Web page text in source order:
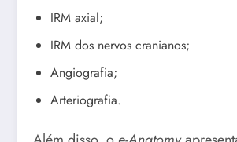
IRM axial;
IRM dos nervos cranianos;
Angiografia;
Arteriografia.